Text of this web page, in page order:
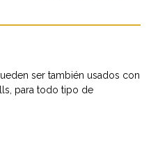
ser también usados con
para todo tipo de